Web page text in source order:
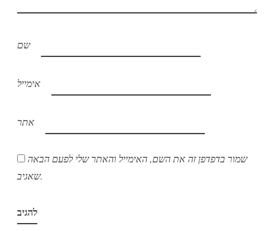
שם
אימייל
אתר
שמור בדפדפן זה את השם, האימייל והאתר שלי לפעם הבאה
שאגיב.